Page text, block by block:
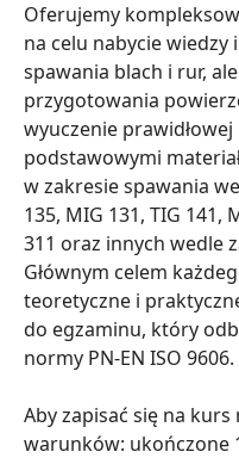
Oferujemy
na celu nabycie
spawania blach i rur,
przygotowania
wyuczenie
podstawowymi
w zakresie spawania
135, MIG 131, TIG 141,
311 oraz innych wedle
Głównym celem
teoretyczne i
do egzaminu, który
normy PN-EN ISO 9606.
Aby zapisać się na
warunków: ukończone